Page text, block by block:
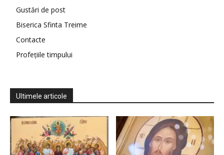
Gustări de post
Biserica Sfinta Treime
Contacte
Profețiile timpului
Ultimele articole